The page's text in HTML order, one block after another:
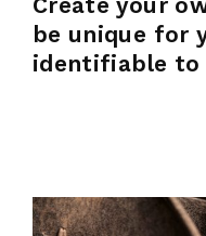
be unique for
identifiable to